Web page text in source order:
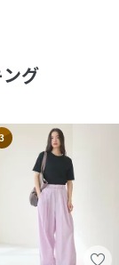
グ
3